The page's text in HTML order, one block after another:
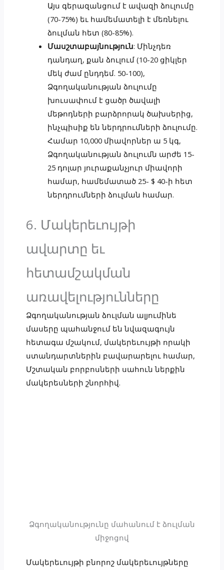
Այս գերազանցում է ավազի ձուլումը
(70-75%) եւ համեմատելի է մեռնելու
ձուլման հետ (80-85%).
Մասշտաբայնություն: Մինչդեռ
դանդաղ, քան ձուլում (10-20 ցիկլեր
մեկ ժամ ընդդեմ. 50-100),
Ձգողականության ձուլումը
խուսափում է ցածր ծավալի
մեթոդների բարձրորակ ծախսերից,
ինչպիսիք են ներդրումների ձուլումը.
Համար 10,000 միավորներ ա 5 կգ,
Ձգողականության ձուլումն արժե 15-
25 դոլար յուրաքանչյուր միավորի
համար, համեմատած 25- $ 40-ի հետ
ներդրումների ձուլման համար.
6. Մակերեւույթի
ավարտը եւ
հետամշակման
առավելությունները
Ձգողականության ձուլման ալյումինե
մասերը պահանջում են նվազագույն
հետագա մշակում, մակերեւույթի որակի
ստանդարտներին բավարարելու համար,
Մշտական բորբոսների սահուն ներքին
մակերեսների շնորհիվ.
Ձգողականությունը մահանում է ձուլման
միջոցով
Մակերեւույթի բնորոշ մակերեւույթները